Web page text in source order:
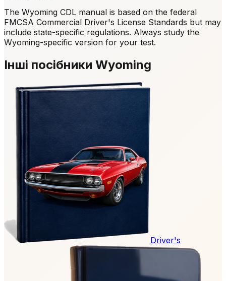
The Wyoming CDL manual is based on the federal
FMCSA Commercial Driver's License Standards but may
include state-specific regulations. Always study the
Wyoming-specific version for your test.
Інші посібники Wyoming
Driver's